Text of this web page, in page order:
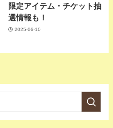
限定アイテム・チケット抽
選情報も！
2025-06-10